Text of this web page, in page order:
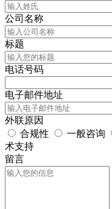
公司名称
标题
电话号码
电子邮件地址
外联原因
合规性
一般咨询
术支持
留言